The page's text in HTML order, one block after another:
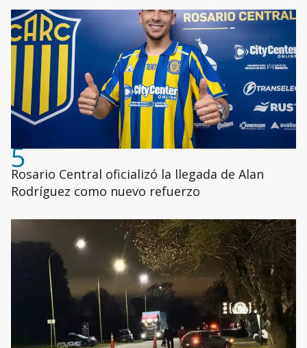
5
Rosario Central oficializó la llegada de Alan
Rodríguez como nuevo refuerzo